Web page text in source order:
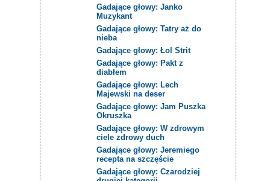
Gadające głowy: Janko
Muzykant
Gadające głowy: Tatry aż do
nieba
Gadające głowy: Łol Strit
Gadające głowy: Pakt z
diabłem
Gadające głowy: Lech
Majewski na deser
Gadające głowy: Jam Puszka
Okruszka
Gadające głowy: W zdrowym
ciele zdrowy duch
Gadające głowy: Jeremiego
recepta na szczęście
Gadające głowy: Czarodziej